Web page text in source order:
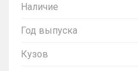
Наличие
Год выпуска
Кузов